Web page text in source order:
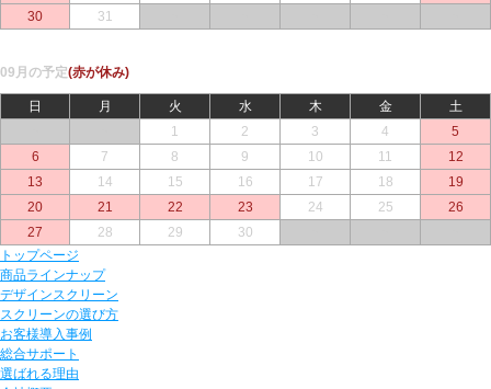
30
31
09月の予定(赤が休み)
日 月 火 水 木 金
土
1 2 3 4
5
6
7 8 9 10 11
12
13
14 15 16 17 18
19
20
21 22 23 24 25
26
27
28 29 30
トップページ
商品ラインナップ
デザインスクリーン
スクリーンの選び方
お客様導入事例
総合サポート
選ばれる理由